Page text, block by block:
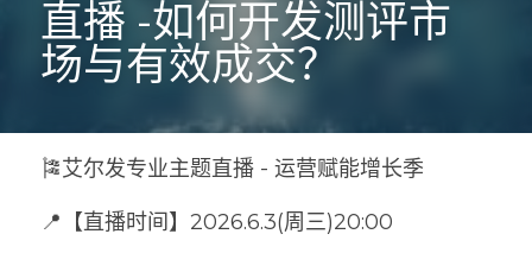
直播 -如何开发测评市
场与有效成交？
🎏艾尔发专业主题直播 - 运营赋能增长季
📍【直播时间】2026.6.3(周三)20:00